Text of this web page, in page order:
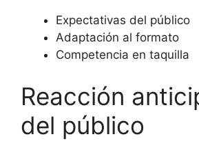
Expectativas del público
Adaptación al formato
Competencia en taquilla
Reacción
del público